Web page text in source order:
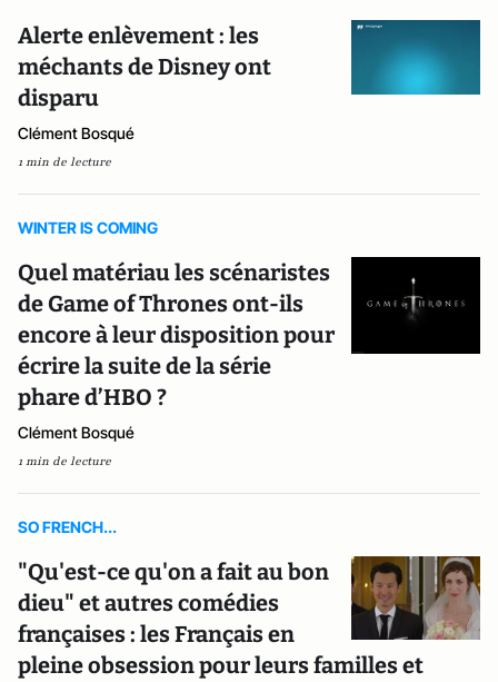
Alerte enlèvement : les
méchants de Disney ont
disparu
Clément Bosqué
1 min de lecture
WINTER IS COMING
Quel matériau les scénaristes
de Game of Thrones ont-ils
encore à leur disposition pour
écrire la suite de la série
phare d’HBO ?
Clément Bosqué
1 min de lecture
SO FRENCH...
"Qu'est-ce qu'on a fait au bon
dieu" et autres comédies
françaises : les Français en
pleine obsession pour leurs familles et